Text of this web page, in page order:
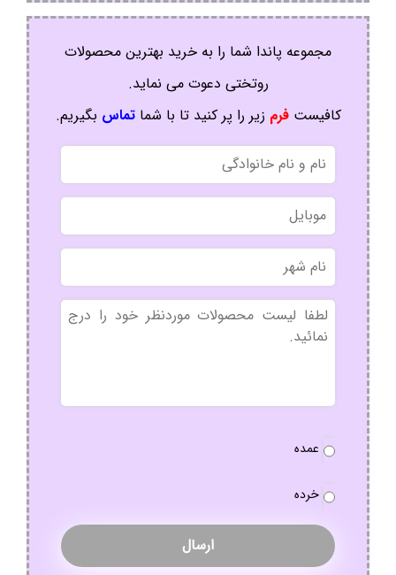
مجموعه پاندا شما را به خرید بهترین محصولات
روتختی دعوت می نماید.
کافیستفرم زیر را پر کنید تا با شماتماس بگیریم.
نام
و
نام
خانوادگی
موبایل
نام
شهر
بدون
عنوان
نوع
عمده
خرده